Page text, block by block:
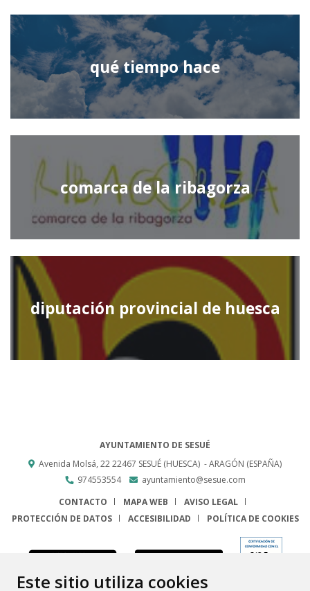
Este sitio utiliza cookies
qué tiempo hace
comarca de la ribagorza
diputación provincial de huesca
AYUNTAMIENTO DE SESUÉ
Avenida Molsá, 2222467 SESUÉ (HUESCA) - ARAGÓN (ESPAÑA)
974553554
ayuntamiento@sesue.com
CONTACTO
MAPA WEB
AVISO LEGAL
PROTECCIÓN DE DATOS
ACCESIBILIDAD POLÍTICA DE COOKIES